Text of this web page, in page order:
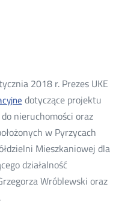
2018 r. Prezes UKE
dotyczące projektu
nieruchomości oraz
w Pyrzycach
Mieszkaniowej dla
działalność
Wróblewski oraz